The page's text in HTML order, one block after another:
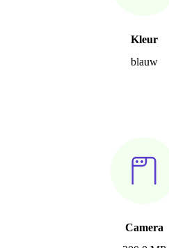
Kleur
blauw
Camera